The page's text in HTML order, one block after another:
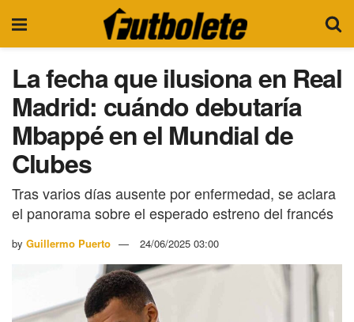
La fecha que ilusiona en Real
Madrid: cuándo debutaría
Mbappé en el Mundial de
Clubes
Tras varios días ausente por enfermedad, se aclara
el panorama sobre el esperado estreno del francés
by Guillermo Puerto 24/06/2025 03:00